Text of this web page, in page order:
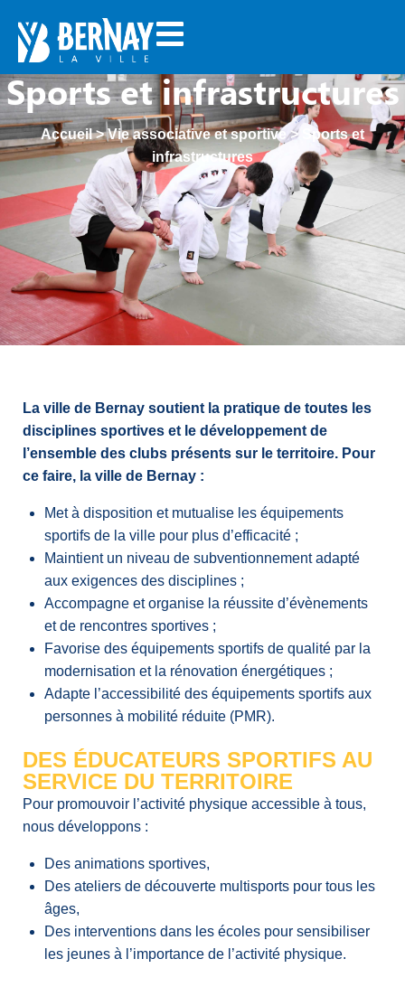
Sports et infrastructures
Accueil>Vie associative et sportive>
Sports et
infrastructures
La ville de Bernay soutient la pratique de toutes les
disciplines sportives et le développement de
l’ensemble des clubs présents sur le territoire. Pour
ce faire, la ville de Bernay :
Met à disposition et mutualise les équipements
sportifs de la ville pour plus d’efficacité ;
Maintient un niveau de subventionnement adapté
aux exigences des disciplines ;
Accompagne et organise la réussite d’évènements
et de rencontres sportives ;
Favorise des équipements sportifs de qualité par la
modernisation et la rénovation énergétiques ;
Adapte l’accessibilité des équipements sportifs aux
personnes à mobilité réduite (PMR).
DES ÉDUCATEURS SPORTIFS AU
SERVICE DU TERRITOIRE
Pour promouvoir l’activité physique accessible à tous,
nous développons :
Des animations sportives,
Des ateliers de découverte multisports pour tous les
âges,
Des interventions dans les écoles pour sensibiliser
les jeunes à l’importance de l’activité physique.